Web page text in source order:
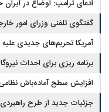
ادعای ترامپ: اوضاع در
گفتگوی تلفنی وزرای امور
آمریکا تحریم‌های جدیدی
برنامه ریزی برای احداث
آب در مازندران
افزایش سطح آماده‌باش
جزئیات جدید از طرح